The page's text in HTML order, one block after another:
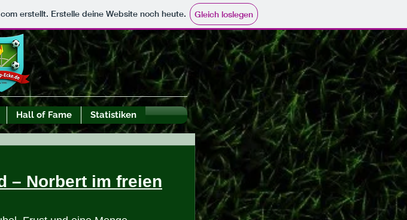
erstellt. Erstelle deine Website noch heute. Gleich loslegen
Hall of Fame Statistiken
– Norbert im freien